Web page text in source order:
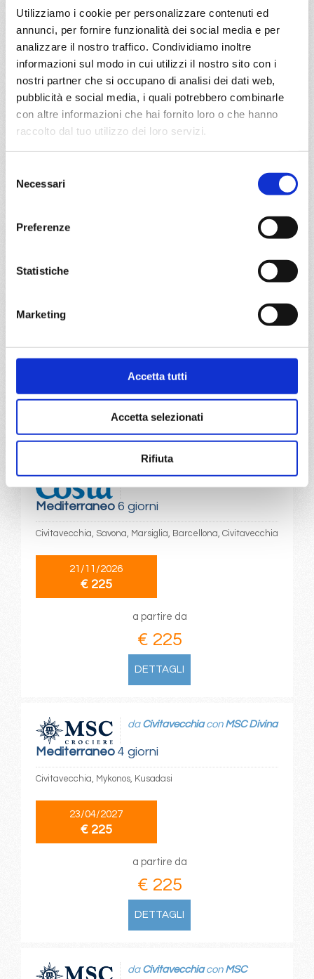
Utilizziamo i cookie per personalizzare contenuti ed
annunci, per fornire funzionalità dei social media e per
analizzare il nostro traffico. Condividiamo inoltre
informazioni sul modo in cui utilizzi il nostro sito con i
nostri partner che si occupano di analisi dei dati web,
pubblicità e social media, i quali potrebbero combinarle
con altre informazioni che hai fornito loro o che hanno
raccolto dal tuo utilizzo dei loro servizi.
delNecessari
Preferenze
Statistiche
Marketing
Accetta tutti
Accetta selezionati
Rifiuta
Civitavecchia, Genova, Marsiglia, Valencia
05/10/2026
€ 185
a partire da
€ 185
MSC Divina
Civitavecchia, Mykonos, Mormugao
€ 215
Mediterraneo6 giorni
daCivitavecchia
Pacifica
Civitavecchia, Savona, Marsiglia, Barcellona, Civitavecchia
21/11/2026
€ 225
a partire da
€ 225
DETTAGLI
Mediterraneo4 giorni
da Civitavecchiacon MSC Divina
Civitavecchia, Mykonos, Kusadasi
23/04/2027
€ 225
a partire da
€ 225
DETTAGLI
da Civitavecchiacon MSC